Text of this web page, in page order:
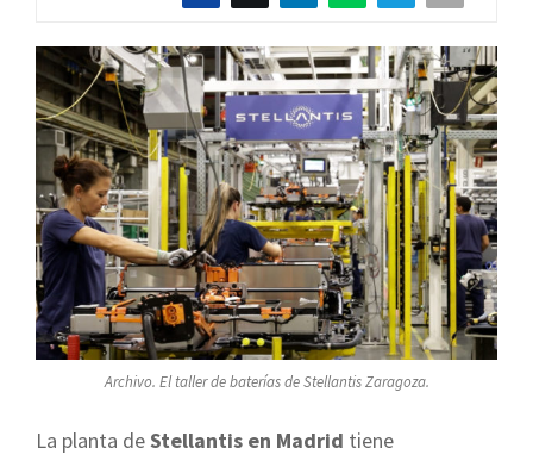
Archivo. El taller de baterías de Stellantis Zaragoza.
La planta deStellantis en Madrid tiene